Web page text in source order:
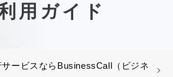
用ガイド
ービスならBusinessCall（ビジネ